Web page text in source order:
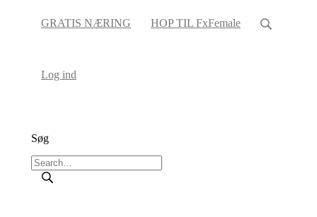
GRATIS NÆRING HOP TIL FxFemale
Log ind
Søg